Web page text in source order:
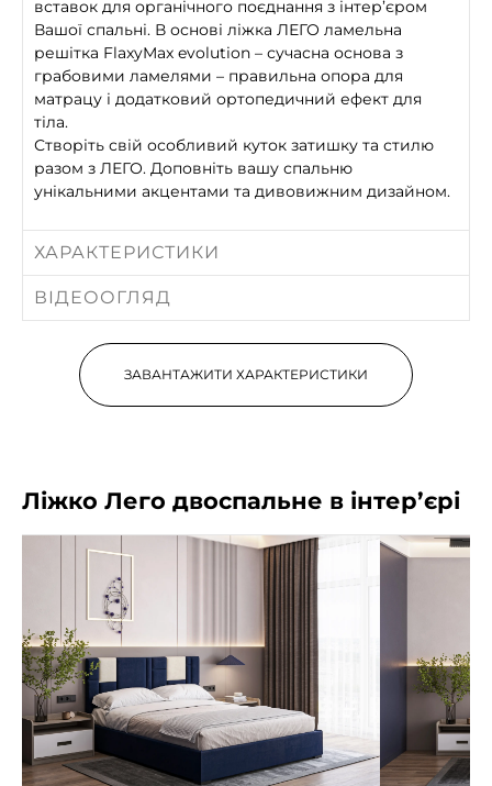
вставок для органічного поєднання з інтер’єром
Вашої спальні. В основі ліжка ЛЕГО ламельна
решітка FlaxyMax evolution – сучасна основа з
грабовими ламелями – правильна опора для
матрацу і додатковий ортопедичний ефект для
тіла.
Створіть свій особливий куток затишку та стилю
разом з ЛЕГО. Доповніть вашу спальню
унікальними акцентами та дивовижним дизайном.
ХАРАКТЕРИСТИКИ
ВІДЕООГЛЯД
ЗАВАНТАЖИТИ ХАРАКТЕРИСТИКИ
Ліжко Лего двоспальне в інтер’єрі